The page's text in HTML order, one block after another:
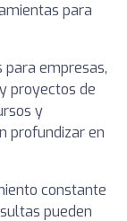
para
para empresas,
proyectos de
y
profundizar en
constante
pueden